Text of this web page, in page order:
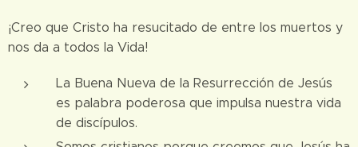
¡Creo que Cristo ha resucitado de entre los muertos y
nos da a todos la Vida!
La Buena Nueva de la Resurrección de Jesús
es palabra poderosa que impulsa nuestra vida
de discípulos.